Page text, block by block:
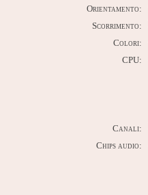
Orientamento:
Scorrimento:
Colori:
CPU:
Canali:
Chips audio: